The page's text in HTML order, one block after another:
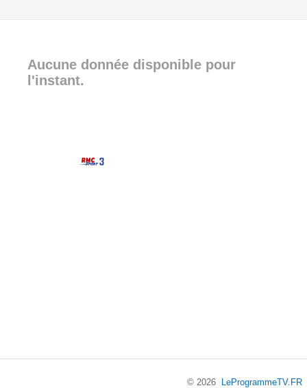
Aucune donnée disponible pour
l'instant.
© 2026 LeProgrammeTV.FR